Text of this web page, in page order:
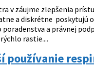
v záujme zlepšenia
a diskrétne poskytujú
a právnej
rastie....
používanie